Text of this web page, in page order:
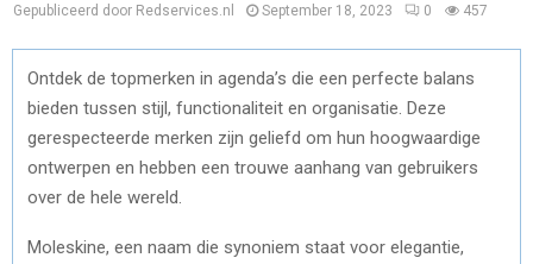
Gepubliceerd door Redservices.nl September 18, 2023 0 457
Ontdek de topmerken in agenda’s die een perfecte balans
bieden tussen stijl, functionaliteit en organisatie. Deze
gerespecteerde merken zijn geliefd om hun hoogwaardige
ontwerpen en hebben een trouwe aanhang van gebruikers
over de hele wereld.
Moleskine, een naam die synoniem staat voor elegantie,